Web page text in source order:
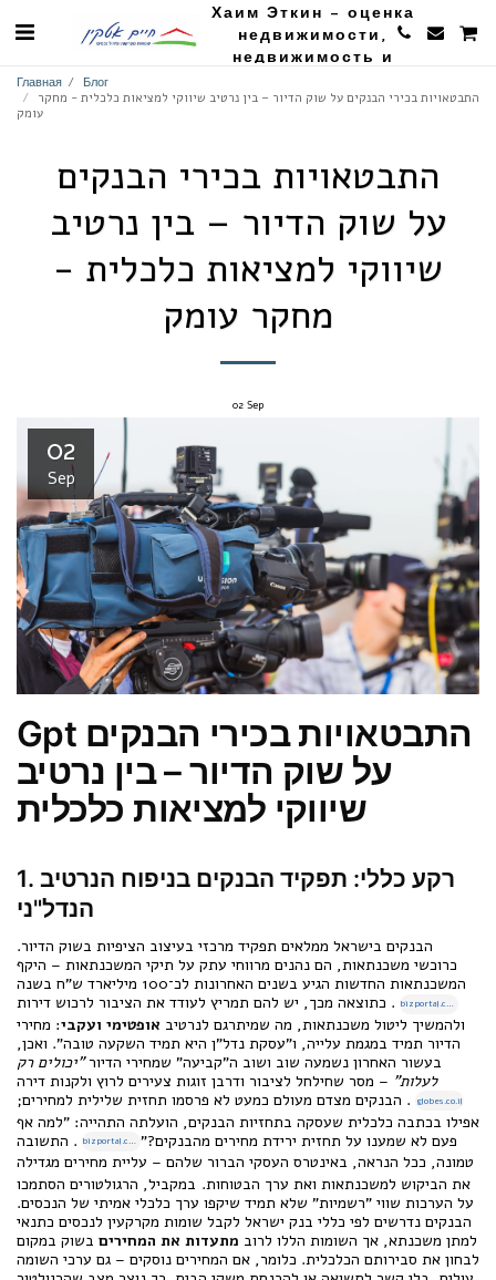
Хаим Эткин - оценка
недвижимости,
недвижимость и
Главная
Блог
התבטאויות בכירי הבנקים על שוק הדיור – בין נרטיב שיווקי למציאות כלכלית - מחקר
עומק
התבטאויות בכירי הבנקים
על שוק הדיור – בין נרטיב
שיווקי למציאות כלכלית -
מחקר עומק
02 Sep
02
Sep
Gpt התבטאויות בכירי הבנקים
על שוק הדיור – בין נרטיב
שיווקי למציאות כלכלית
1. רקע כללי: תפקיד הבנקים בניפוח הנרטיב
הנדל"ני
הבנקים בישראל ממלאים תפקיד מרכזי בעיצוב הציפיות בשוק הדיור.
כרוכשי משכנתאות, הם נהנים מרווחי עתק על תיקי המשכנתאות – היקף
המשכנתאות החדשות הגיע בשנים האחרונות לכ־100 מיליארד ש"ח בשנה
bizportal.co.il
. כתוצאה מכך, יש להם תמריץ לעודד את הציבור לרכוש דירות
ולהמשיך ליטול משכנתאות, מה שמיתרגם לנרטיב אופטימי ועקבי: מחירי
הדיור תמיד במגמת עלייה, ו"עסקת נדל"ן היא תמיד השקעה טובה". ואכן,
בעשור האחרון נשמעה שוב ושוב ה"קביעה" שמחירי הדיור"יכולים רק
לעלות" – מסר שחילחל לציבור ודרבן זוגות צעירים לרוץ ולקנות דירה
globes.co.il
. הבנקים מצדם מעולם כמעט לא פרסמו תחזית שלילית למחירים;
אפילו בכתבה כלכלית שעסקה בתחזיות הבנקים, הועלתה התהייה: "למה אף
פעם לא שמענו על תחזית ירידת מחירים מהבנקים?" bizportal.co.il
. התשובה
טמונה, ככל הנראה, באינטרס העסקי הברור שלהם – עליית מחירים מגדילה
את הביקוש למשכנתאות ואת ערך הבטוחות. במקביל, הרגולטורים הסתמכו
על הערכות שווי "רשמיות" שלא תמיד שיקפו ערך כלכלי אמיתי של הנכסים.
הבנקים נדרשים לפי כללי בנק ישראל לקבל שומות מקרקעין לנכסים כתנאי
למתן משכנתא, אך השומות הללו לרוב מתעדות את המחירים בשוק במקום
לבחון את סבירותם הכלכלית. כלומר, אם המחירים נוסקים – גם ערכי השומה